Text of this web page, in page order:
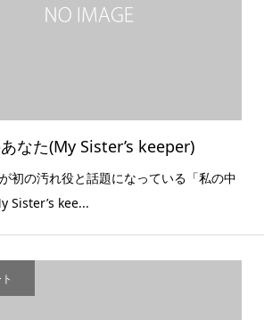
なた(My Sister’s keeper)
初の汚れ役と話題になっている「私の中
Sister’s kee...